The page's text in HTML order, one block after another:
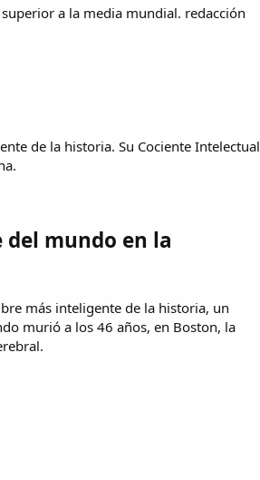
a la media mundial. redacción
de la historia. Su Cociente Intelectual
mundo en la
más inteligente de la historia, un
murió a los 46 años, en Boston, la